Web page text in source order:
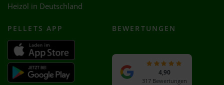
Heizöl in Deutschland
PELLETS APP BEWERTUNGEN
4,90
317 Bewertungen